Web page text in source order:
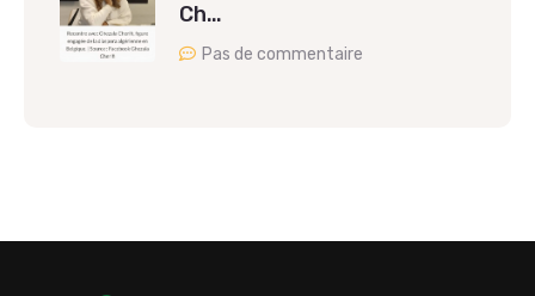
Ch…
Pas de commentaire